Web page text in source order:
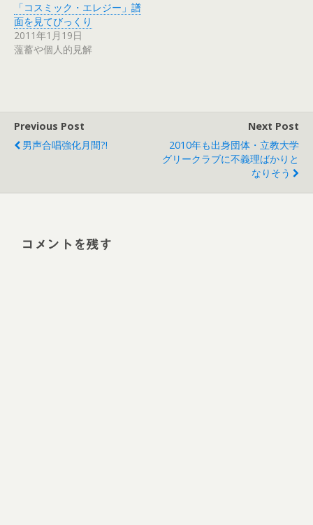
「コスミック・エレジー」譜
面を見てびっくり
2011年1月19日
薀蓄や個人的見解
Previous Post
男声合唱強化月間?!
Next Post
2010年も出身団体・立教大学
グリークラブに不義理ばかりと
なりそう
コメントを残す